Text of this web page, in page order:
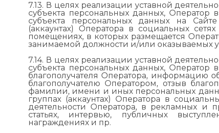
7.13. В целях реализации уставной
субъекта персональных данных, Оператор
субъекта персональных данных на
(аккаунтах) Оператора в социальных
помещениях, в которых размещается
занимаемой должности и/или оказываемых
7.14. В целях реализации уставной
субъекта персональных данных, Оператор
благополучателя Оператора, информацию
благополучателю Оператором, отзыв
фамилии, имени и иных персональных
группах (аккаунтах) Оператора в
деятельности Оператора, в рекламных и
статьях, интервью, публичных
награждениях и пр.